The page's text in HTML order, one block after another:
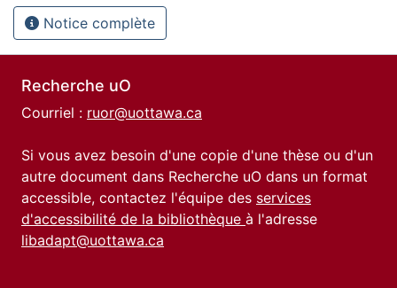
Notice complète
Recherche uO
Courriel : ruor@uottawa.ca
Si vous avez besoin d'une copie d'une thèse ou d'un
autre document dans Recherche uO dans un format
accessible, contactez l'équipe des services
d'accessibilité de la bibliothèque à l'adresse
libadapt@uottawa.ca